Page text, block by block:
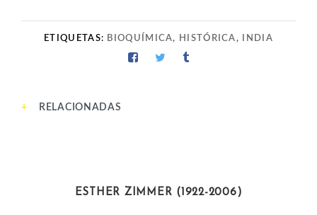
ETIQUETAS: BIOQUÍMICA, HISTÓRICA, INDIA
RELACIONADAS
ESTHER ZIMMER (1922-2006)